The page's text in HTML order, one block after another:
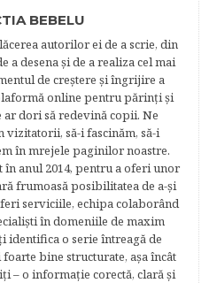
BEBELU
autorilor ei de a scrie, din
a desena şi de a realiza cel mai
de creştere şi îngrijire a
online pentru părinţi şi
dori să redevină copii. Ne
vizitatorii, să-i fascinăm, să-i
în mrejele paginilor noastre.​
anul 2014, pentru a oferi unor
frumoasă posibilitatea de a-şi
serviciile, echipa colaborând
în domeniile de maxim
identifica o serie întreagă de
bine structurate, aşa încât
– o informaţie corectă, clară şi